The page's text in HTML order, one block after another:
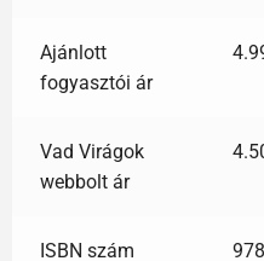
Ajánlott
fogyasztói ár
Vad Virágok
webbolt ár
ISBN szám